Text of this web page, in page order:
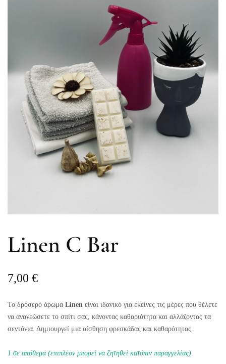
Linen C Bar
7,00 €
Το δροσερό άρωμα Linen είναι ιδανικό για εκείνες τις μέρες που θέλετε
να ανανεώσετε το σπίτι σας, κάνοντας καθαριότητα και αλλάζοντας τα
σεντόνια. Δημιουργεί μια αίσθηση φρεσκάδας και καθαρότητας.
1 σε απόθεμα (επιπλέον μπορεί να ζητηθεί κατόπιν παραγγελίας)